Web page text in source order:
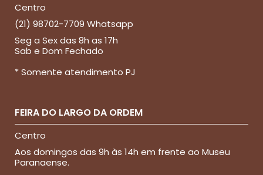
Centro
(21) 98702-7709 Whatsapp
Seg a Sex das 8h as 17h
Sab e Dom Fechado
* Somente atendimento PJ
FEIRA DO LARGO DA ORDEM
Centro
Aos domingos das 9h às 14h em frente ao Museu
Paranaense.